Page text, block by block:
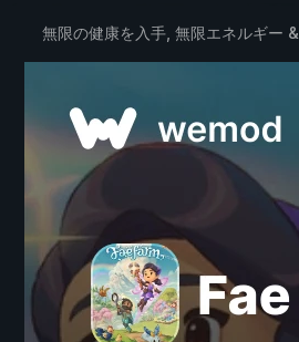
無限の健康を入手, 無限エネルギー &